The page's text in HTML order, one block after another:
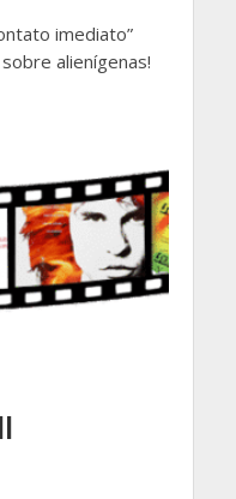
imediato”
sobre alienígenas!